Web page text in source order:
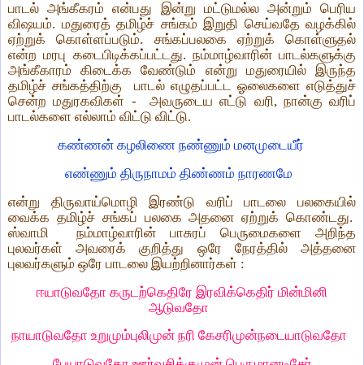
பாடல் அங்கீகரம் என்பது இன்று மட்டுமல்ல அன்றும் பெரிய
விஷயம். மதுரைத் தமிழ்ச் சங்கம் இறுதி செய்வதே வழக்கில்
ஏற்றுக் கொள்ளப்படும். சங்கப்பலகை ஏற்றுக் கொள்ளுதல்
என்ற மரபு கடைபிடிக்கப்பட்டது. நம்மாழ்வாரின் பாடல்களுக்கு
அங்கீகாரம் கிடைக்க வேண்டும் என்று மதுரையில் இருந்த
தமிழ்ச் சங்கத்திற்கு பாடல் எழுதப்பட்ட ஓலைகளை எடுத்துச்
சென்ற மதுரகவிகள் - அவருடைய எட்டு வரி, நான்கு வரிப்
பாடல்களை எல்லாம் விட்டு விட்டு.
கண்ணன் கழலிணை நண்ணும் மனமுடையீர்
எண்ணும் திருநாமம் திண்ணம் நாரணமே
என்று திருவாய்மொழி இரண்டு வரிப் பாடலை பலகையில்
வைக்க தமிழ்ச் சங்கப் பலகை அதனை ஏற்றுக் கொண்டது.
ஸ்வாமி நம்மாழ்வாரின் பாசுரப் பெருமைகளை அறிந்த
புலவர்கள் அவரைக் குறித்து ஒரே நேரத்தில் அத்தனை
புலவர்களும் ஒரே பாடலை இயற்றினார்கள் :
ஈயாடுவதோ கருடற்கெதிரே இரவிக்கெதிர் மின்மினி
ஆடுவதோ
நாயாடுவதோ உறுமும்புலிமுன் நரி கேசரிமுன்நடையாடுவதோ